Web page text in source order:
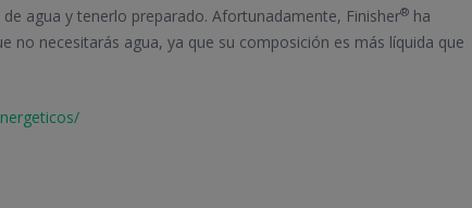
agua y tenerlo preparado. Afortunadamente, Finisher® ha
no necesitarás agua, ya que su composición es más líquida que